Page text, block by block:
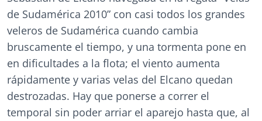
de Sudamérica 2010” con casi todos los grandes
veleros de Sudamérica cuando cambia
bruscamente el tiempo, y una tormenta pone en
en dificultades a la flota; el viento aumenta
rápidamente y varias velas del Elcano quedan
destrozadas. Hay que ponerse a correr el
temporal sin poder arriar el aparejo hasta que, al